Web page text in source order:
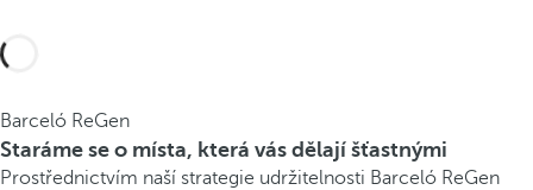
Barceló ReGen
Staráme se o místa, která vás dělají šťastnými
Prostřednictvím naší strategie udržitelnosti Barceló ReGen